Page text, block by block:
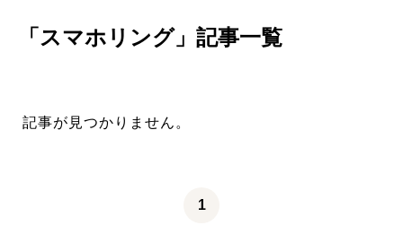
「スマホリング」記事一覧
記事が見つかりません。
1